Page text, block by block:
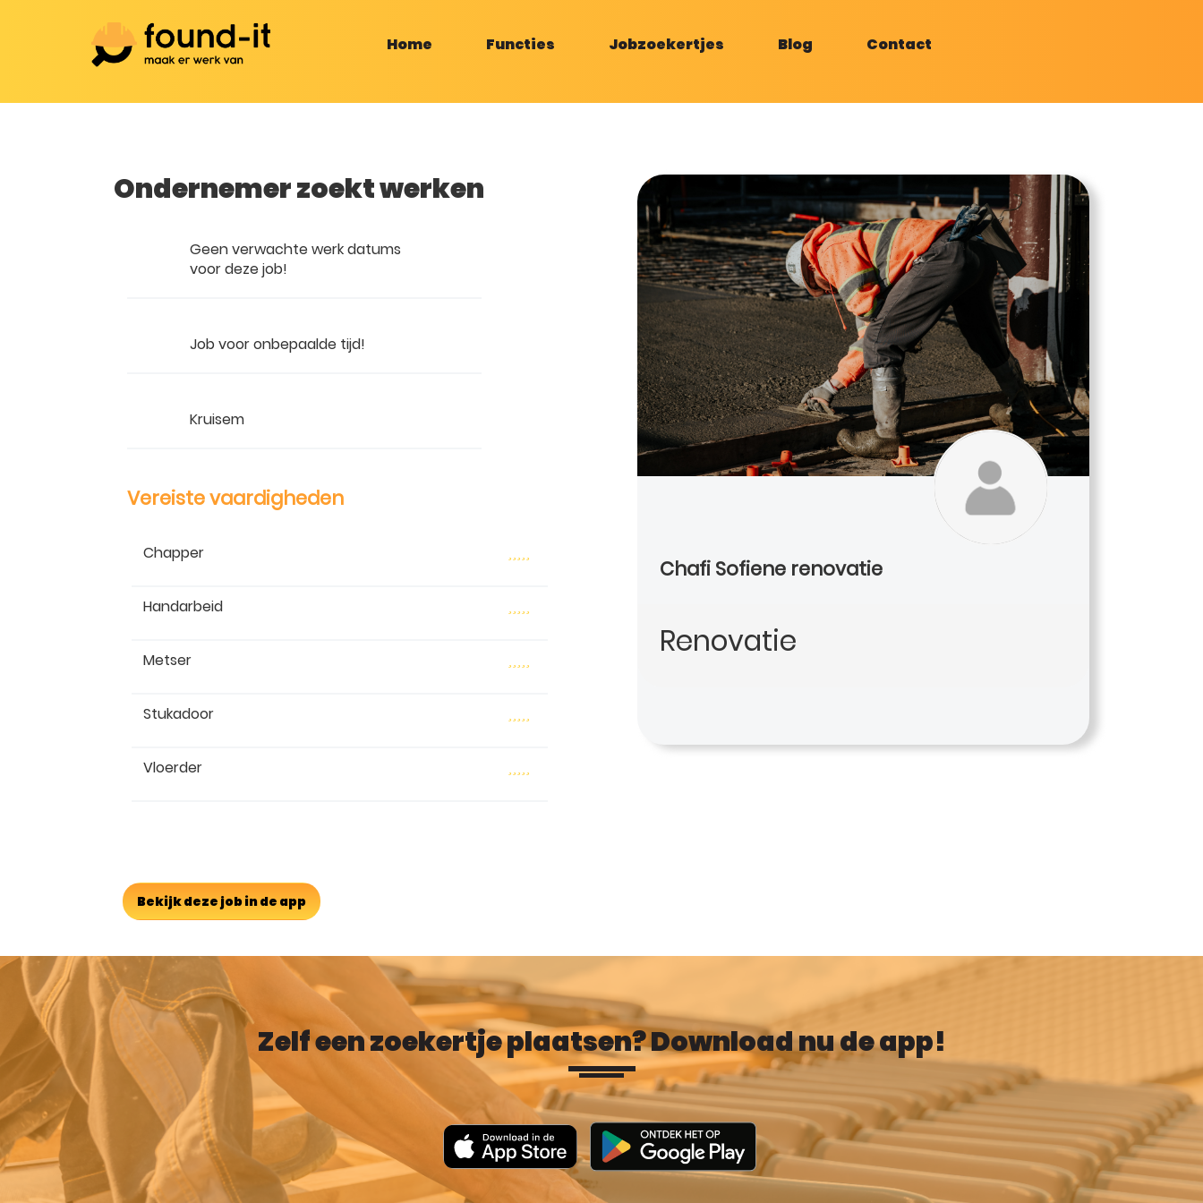
Home Functies Jobzoekertjes Blog Contact
Ondernemer zoekt werken
Geen verwachte werk datums
voor deze job!
Job voor onbepaalde tijd!
Kruisem
Vereiste vaardigheden
Chapper
Handarbeid
Metser
Stukadoor
Vloerder
Chafi Sofiene renovatie
Renovatie
Bekijk deze job in de app
Zelf een zoekertje plaatsen? Download nu de app!